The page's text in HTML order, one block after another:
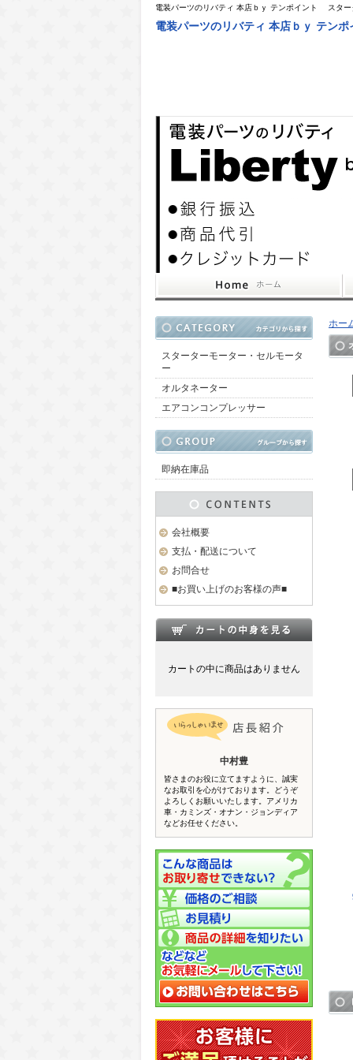
電装パーツのリバティ 本店ｂｙ テンポイント スタ
電装パーツのリバティ 本店ｂｙ テン
スターターモーター・セルモータ
ー
オルタネーター
エアコンコンプレッサー
即納在庫品
会社概要
支払・配送について
お問合せ
■お買い上げのお客様の声■
カートの中に商品はありません
中村豊
皆さまのお役に立てますように、誠実
なお取引を心がけております。どうぞ
よろしくお願いいたします。アメリカ
車・カミンズ・オナン・ジョンディア
などお任せください。
ホー